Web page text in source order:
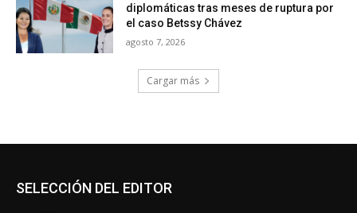
diplomáticas tras meses de ruptura por
el caso Betssy Chávez
agosto 7, 2026
Cargar más
SELECCIÓN DEL EDITOR